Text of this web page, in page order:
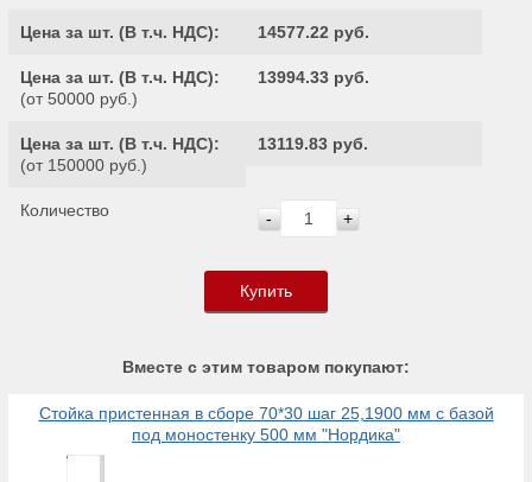
Цена за шт. (В т.ч. НДС): 14577.22 руб.
Цена за шт. (В т.ч. НДС):
(от 50000 руб.)
13994.33 руб.
Цена за шт. (В т.ч. НДС):
(от 150000 руб.)
13119.83 руб.
Количество - +
Купить
Вместе с этим товаром покупают:
Стойка пристенная в сборе 70*30 шаг 25,1900 мм с базой
под моностенку 500 мм "Нордика"